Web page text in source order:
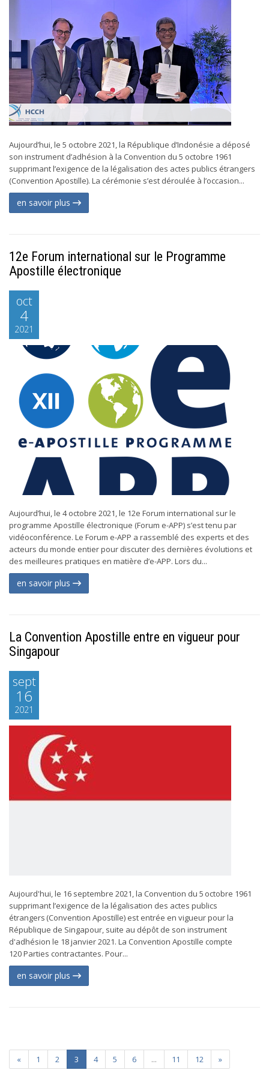
Aujourd’hui, le 5 octobre 2021, la République d’Indonésie a déposé
son instrument d’adhésion à la Convention du 5 octobre 1961
supprimant l’exigence de la légalisation des actes publics étrangers
(Convention Apostille). La cérémonie s’est déroulée à l’occasion...
en savoir plus
12e Forum international sur le Programme
Apostille électronique
oct
4
2021
Aujourd’hui, le 4 octobre 2021, le 12e Forum international sur le
programme Apostille électronique (Forum e-APP) s’est tenu par
vidéoconférence. Le Forum e-APP a rassemblé des experts et des
acteurs du monde entier pour discuter des dernières évolutions et
des meilleures pratiques en matière d’e-APP. Lors du...
en savoir plus
La Convention Apostille entre en vigueur pour
Singapour
sept
16
2021
Aujourd'hui, le 16 septembre 2021, la Convention du 5 octobre 1961
supprimant l’exigence de la légalisation des actes publics
étrangers (Convention Apostille) est entrée en vigueur pour la
République de Singapour, suite au dépôt de son instrument
d'adhésion le 18 janvier 2021. La Convention Apostille compte
120 Parties contractantes. Pour...
en savoir plus
« 1 2 3 4 5 6 ... 11 12 »